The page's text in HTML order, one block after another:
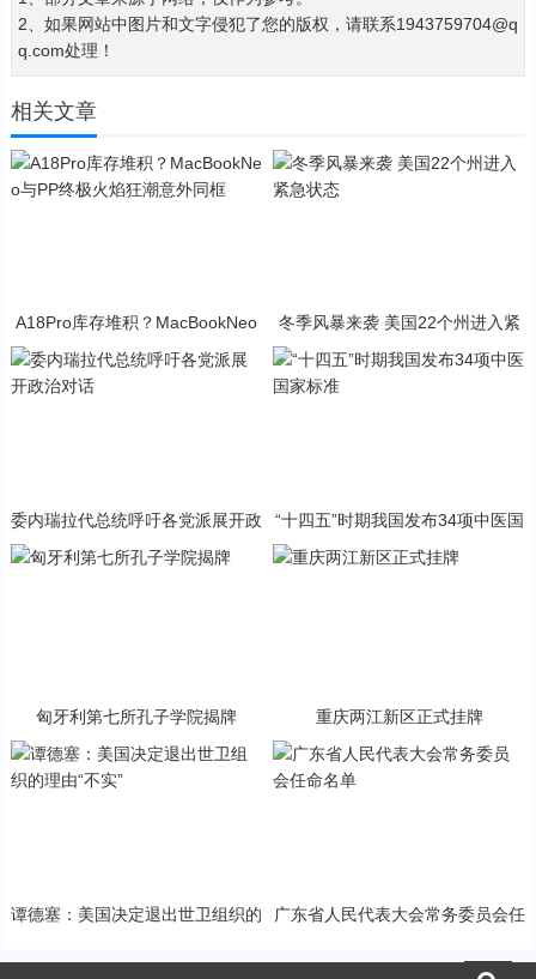
2、如果网站中图片和文字侵犯了您的版权，请联系1943759704@q
q.com处理！
相关文章
A18Pro库存堆积？MacBookNeo
与PP终极火焰狂潮意外同框
冬季风暴来袭 美国22个州进入紧
急状态
委内瑞拉代总统呼吁各党派展开政
“十四五”时期我国发布34项中医国
匈牙利第七所孔子学院揭牌 重庆两江新区正式挂牌
谭德塞：美国决定退出世卫组织的
广东省人民代表大会常务委员会任